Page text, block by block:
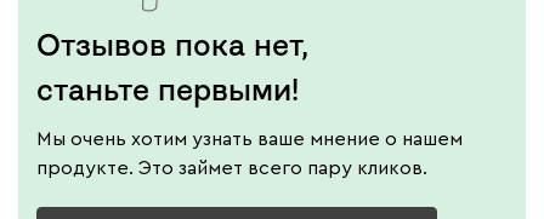
Графит Серый Терракота
Отзывов пока нет,
станьте первыми!
Мы очень хотим узнать ваше мнение о нашем
продукте. Это займет всего пару кликов.